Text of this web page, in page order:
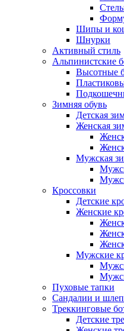
Шипы и
Шнурки
Активный стиль
Альпинистские
Высотные
Зимняя обувь
Детская
Женская
Мужская
Кроссовки
Детские
Женские
Мужские
Пуховые тапки
Сандалии и
Треккинговые
Детские